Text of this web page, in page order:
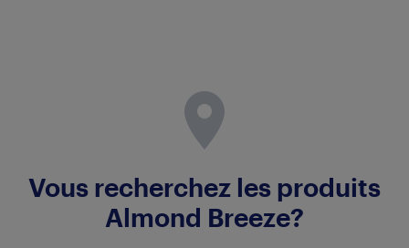
Vous recherchez les produits
Almond Breeze?